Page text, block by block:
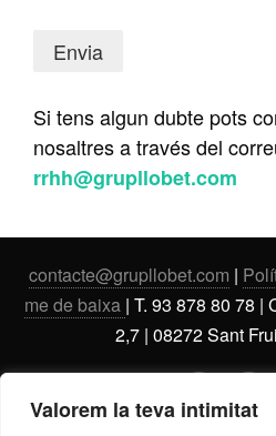
Valorem la teva intimitat
Si tens algun dubte pots
nosaltres a través del
rrhh@grupllobet.com
contacte@grupllobet.com |
me de baixa | T. 93 878 80 78 |
2,7 | 08272 Sant